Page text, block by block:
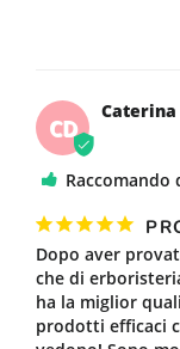
CD
Caterina
Dopo aver
che di
ha la miglior
prodotti efficaci